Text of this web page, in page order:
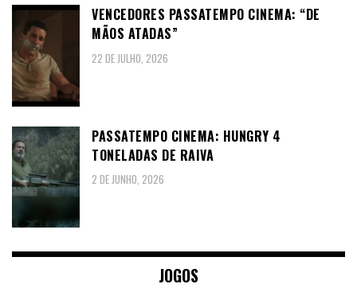
VENCEDORES PASSATEMPO CINEMA: “DE
MÃOS ATADAS”
22 DE JULHO, 2026
PASSATEMPO CINEMA: HUNGRY 4
TONELADAS DE RAIVA
2 DE JUNHO, 2026
JOGOS